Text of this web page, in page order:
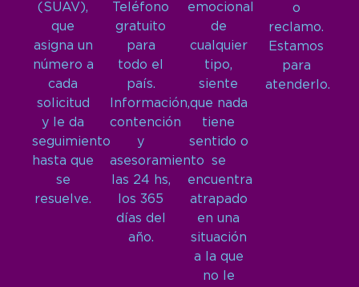
(SUAV),
que
asigna un
número a
cada
solicitud
y le da
seguimiento
hasta que
se
resuelve.
Teléfono
gratuito
para
todo el
país.
Información,
contención
y
asesoramiento
las 24 hs,
los 365
días del
año.
emocional
de
cualquier
tipo,
siente
que nada
tiene
sentido o
se
encuentra
atrapado
en una
situación
a la que
no le
o
reclamo.
Estamos
para
atenderlo.